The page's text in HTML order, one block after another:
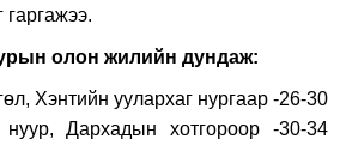
гаргажээ.
олон жилийн дундаж:
Хэнтийн уулархаг нургаар -26-30
нуур, Дархадын хотгороор -30-34